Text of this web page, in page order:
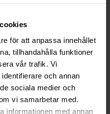
för att anpassa innehållet
tillhandahålla funktioner
vår trafik. Vi
och annan
sociala medier och
vi samarbetar med.
informationen med annan
Mockberg
Timeless Petite Watch